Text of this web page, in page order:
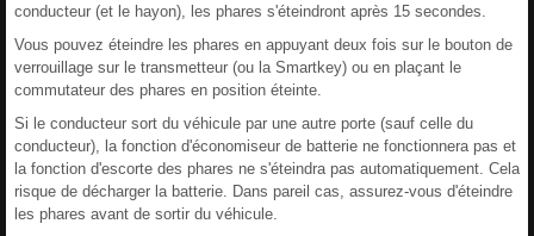
conducteur (et le hayon), les phares s'éteindront après 15 secondes.
Vous pouvez éteindre les phares en appuyant deux fois sur le bouton de
verrouillage sur le transmetteur (ou la Smartkey) ou en plaçant le
commutateur des phares en position éteinte.
Si le conducteur sort du véhicule par une autre porte (sauf celle du
conducteur), la fonction d'économiseur de batterie ne fonctionnera pas et
la fonction d'escorte des phares ne s'éteindra pas automatiquement. Cela
risque de décharger la batterie. Dans pareil cas, assurez-vous d'éteindre
les phares avant de sortir du véhicule.